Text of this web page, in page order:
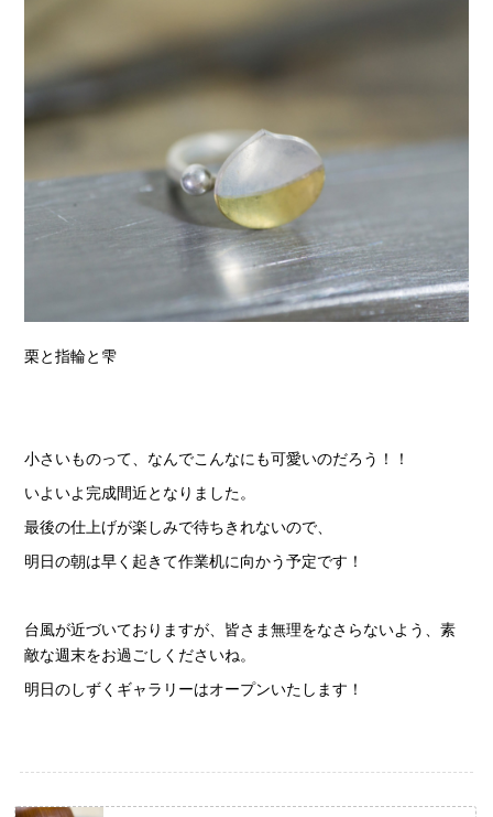
栗と指輪と雫
小さいものって、なんでこんなにも可愛いのだろう！！
いよいよ完成間近となりました。
最後の仕上げが楽しみで待ちきれないので、
明日の朝は早く起きて作業机に向かう予定です！
台風が近づいておりますが、皆さま無理をなさらないよう、素
敵な週末をお過ごしくださいね。
明日のしずくギャラリーはオープンいたします！